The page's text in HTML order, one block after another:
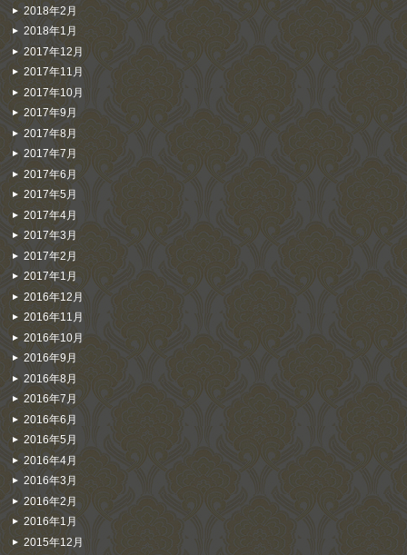
2018年2月
2018年1月
2017年12月
2017年11月
2017年10月
2017年9月
2017年8月
2017年7月
2017年6月
2017年5月
2017年4月
2017年3月
2017年2月
2017年1月
2016年12月
2016年11月
2016年10月
2016年9月
2016年8月
2016年7月
2016年6月
2016年5月
2016年4月
2016年3月
2016年2月
2016年1月
2015年12月